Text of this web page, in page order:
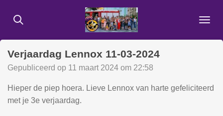
direct
hoofdinhoud
Verjaardag Lennox 11-03-2024
Gepubliceerd op 11 maart 2024 om 22:58
Hieper de piep hoera. Lieve Lennox van harte gefeliciteerd
met je 3e verjaardag.